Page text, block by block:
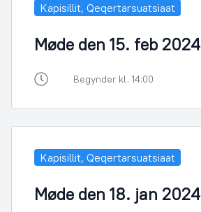
Kapisillit, Qeqertarsuatsiaat
Møde den 15. feb 2024
Begynder kl. 14:00
Kapisillit, Qeqertarsuatsiaat
Møde den 18. jan 2024